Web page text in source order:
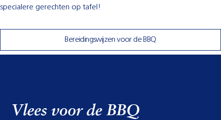
specialere gerechten op tafel!
Bereidingswijzen voor de BBQ
Vlees voor de BBQ